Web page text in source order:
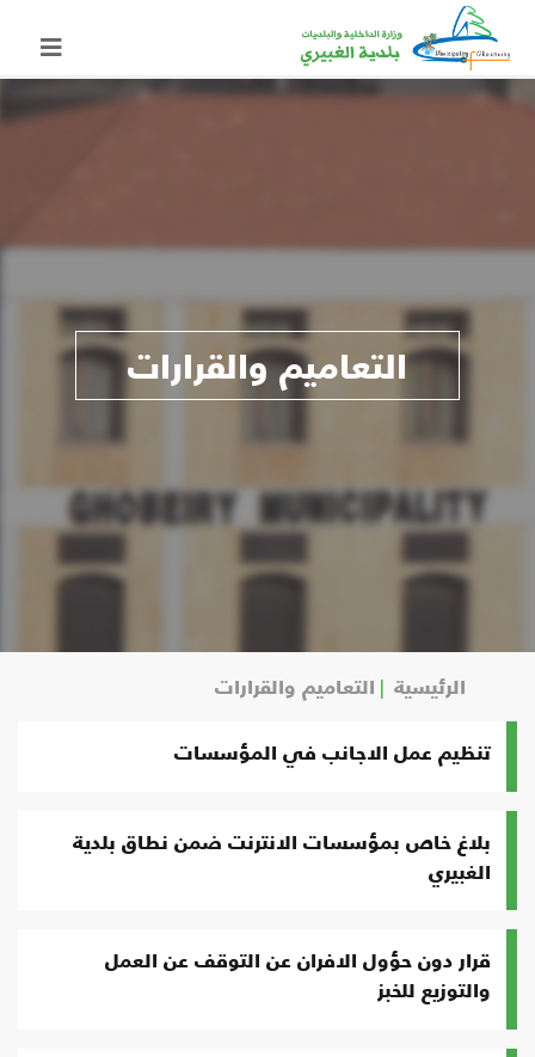
التعاميم والقرارات
الرئيسية التعاميم والقرارات
تنظيم عمل الاجانب في المؤسسات
بلاغ خاص بمؤسسات الانترنت ضمن نطاق بلدية
الغبيري
قرار دون حؤول الافران عن التوقف عن العمل
والتوزيع للخبز